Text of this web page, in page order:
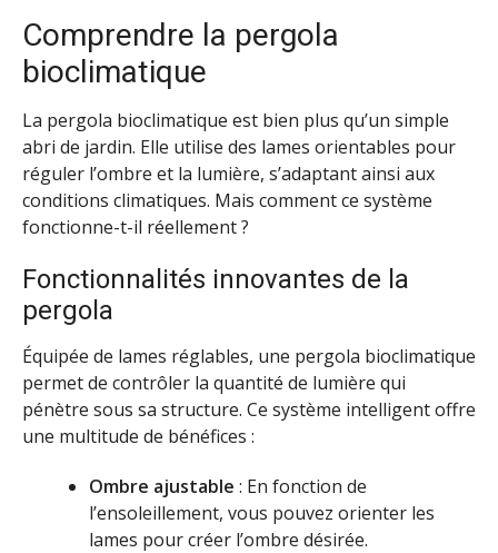
Comprendre la pergola
bioclimatique
La pergola bioclimatique est bien plus qu’un simple
abri de jardin. Elle utilise des lames orientables pour
réguler l’ombre et la lumière, s’adaptant ainsi aux
conditions climatiques. Mais comment ce système
fonctionne-t-il réellement ?
Fonctionnalités innovantes de la
pergola
Équipée de lames réglables, une pergola bioclimatique
permet de contrôler la quantité de lumière qui
pénètre sous sa structure. Ce système intelligent offre
une multitude de bénéfices :
Ombre ajustable : En fonction de
l’ensoleillement, vous pouvez orienter les
lames pour créer l’ombre désirée.